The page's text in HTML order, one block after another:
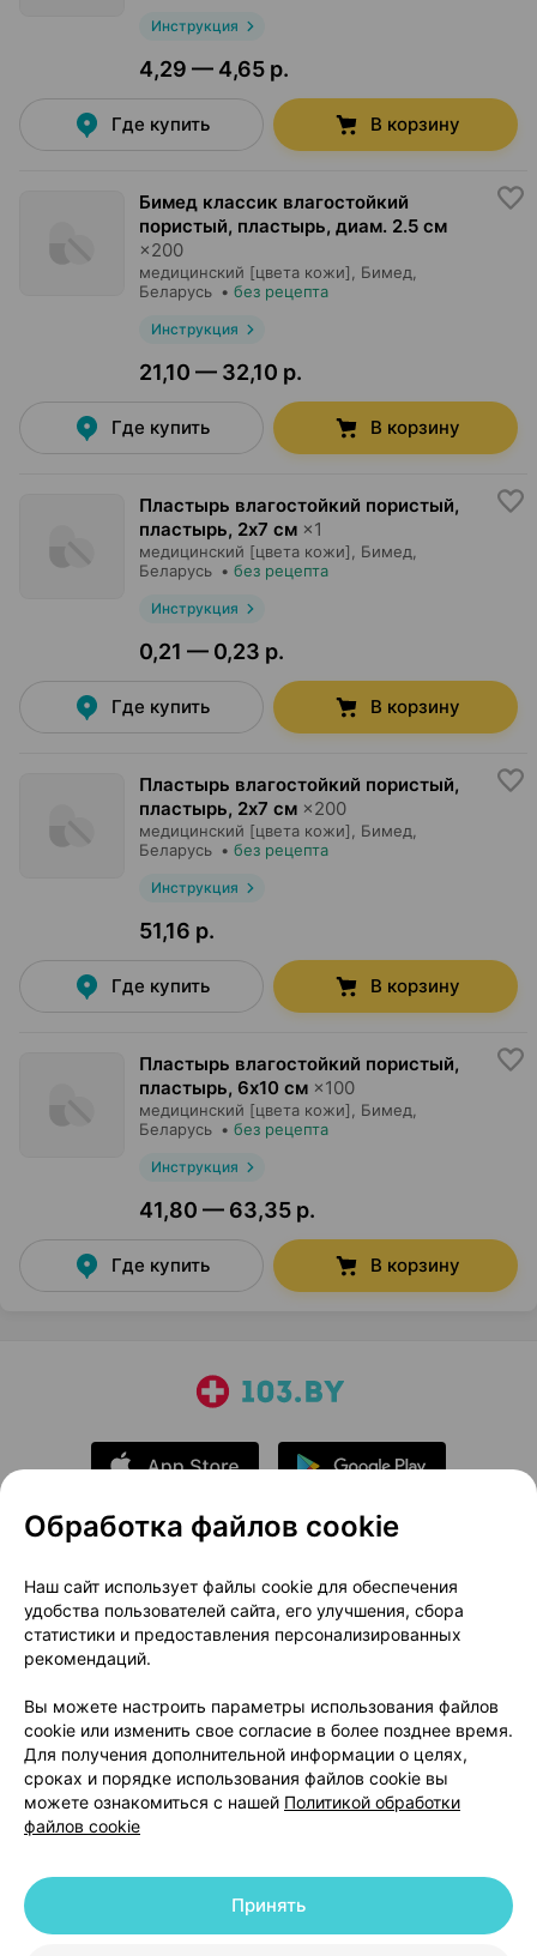
Инструкция
4,29 — 4,65 р.
Где купить В корзину
Бимед классик влагостойкий
пористый, пластырь, диам. 2.5 см
×200
медицинский [цвета кожи], Бимед,
Беларусь • без рецепта
Инструкция
21,10 — 32,10 р.
Где купить В корзину
Пластырь влагостойкий пористый,
пластырь, 2х7 см ×1
медицинский [цвета кожи], Бимед,
Беларусь • без рецепта
Инструкция
0,21 — 0,23 р.
Где купить В корзину
Пластырь влагостойкий пористый,
пластырь, 2х7 см ×200
медицинский [цвета кожи], Бимед,
Беларусь • без рецепта
Инструкция
51,16 р.
Где купить В корзину
Пластырь влагостойкий пористый,
пластырь, 6х10 см ×100
медицинский [цвета кожи], Бимед,
Беларусь • без рецепта
Инструкция
41,80 — 63,35 р.
Где купить В корзину
О проекте
Новости проекта
Размещение рекламы
Медицинский маркетинг
Публичный договор
Доставка
Способы оплаты
Вакансии
Партнеры
Написать руководителю 103.by
Написать в поддержку
Персональные настройки Cookie
© 2026 ООО «Артокс Лаб», УНП 191700409 | 220012, Республика Беларусь,
Обработка файлов cookie
Наш сайт использует файлы cookie для обеспечения
удобства пользователей сайта, его улучшения, сбора
статистики и предоставления персонализированных
рекомендаций.
Вы можете настроить параметры использования файлов
cookie или изменить свое согласие в более позднее время.
Для получения дополнительной информации о целях,
сроках и порядке использования файлов cookie вы
можете ознакомиться с нашей Политикой обработки
файлов cookie
Принять